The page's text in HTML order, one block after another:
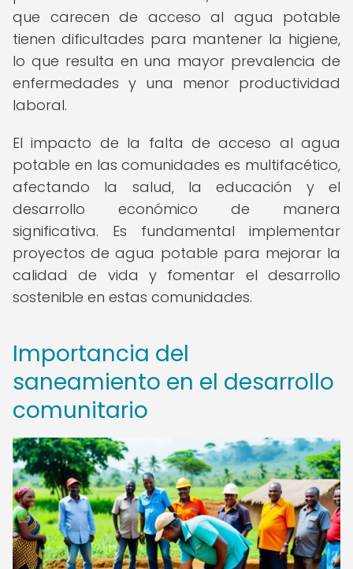
que carecen de acceso al agua potable
tienen dificultades para mantener la higiene,
lo que resulta en una mayor prevalencia de
enfermedades y una menor productividad
laboral.
El impacto de la falta de acceso al agua
potable en las comunidades es multifacético,
afectando la salud, la educación y el
desarrollo económico de manera
significativa. Es fundamental implementar
proyectos de agua potable para mejorar la
calidad de vida y fomentar el desarrollo
sostenible en estas comunidades.
Importancia del
saneamiento en el desarrollo
comunitario